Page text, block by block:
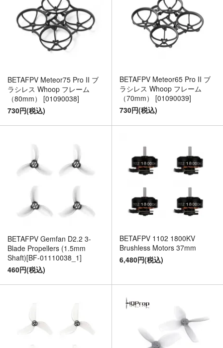
BETAFPV Meteor75 Pro II ブ
ラシレス Whoop フレーム
（80mm） [01090038]
730円(税込)
BETAFPV Meteor65 Pro II ブ
ラシレス Whoop フレーム
（70mm） [01090039]
730円(税込)
BETAFPV Gemfan D2.2 3-
Blade Propellers (1.5mm
Shaft)[BF-01110038_1]
460円(税込)
BETAFPV 1102 1800KV
Brushless Motors 37mm
6,480円(税込)